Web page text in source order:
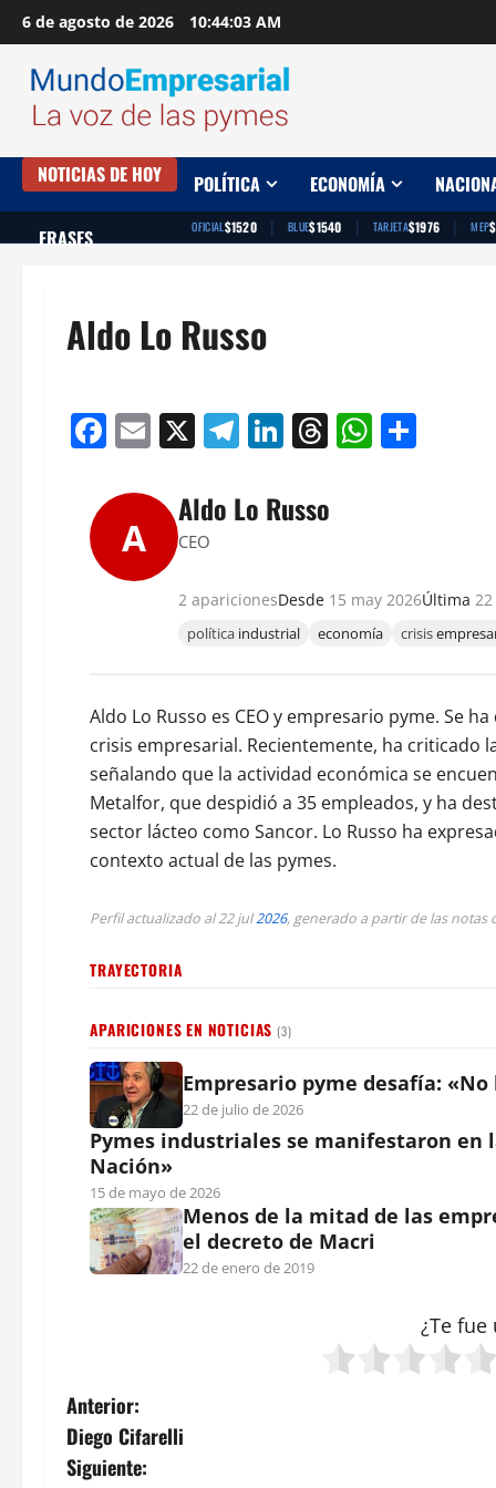
Saltar
al
contenido
6 de agosto de 2026 10:44:04 AM
NOTICIAS DE HOY POLÍTICA ECONOMÍA
FRASES OFICIAL$1520 | BLUE$1540 | TARJETA$1976 | MEP
Aldo Lo Russo
Facebook
Email
X Telegram
LinkedIn
Threads
A
Aldo Lo Russo
CEO
2 aparicionesDesde 15 may 2026Última
política industrial economía crisis
Aldo Lo Russo es CEO y empresario pyme. Se
crisis empresarial. Recientemente, ha criticado
señalando que la actividad económica se
Metalfor, que despidió a 35 empleados, y ha
sector lácteo como Sancor. Lo Russo ha
contexto actual de las pymes.
Perfil actualizado al 22 jul2026, generado a partir de las notas
TRAYECTORIA
APARICIONES EN NOTICIAS (3)
Empresario pyme desafía:
22 de julio de 2026
Pymes industriales se manifestaron en
Nación»
15 de mayo de 2026
Menos de la mitad de las
el decreto de Macri
22 de enero de 2019
¿Te fue
N
a
Anterior:
Diego Cifarelli
Siguiente: